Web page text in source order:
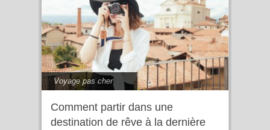
Voyage pas cher
Comment partir dans une
destination de rêve à la dernière